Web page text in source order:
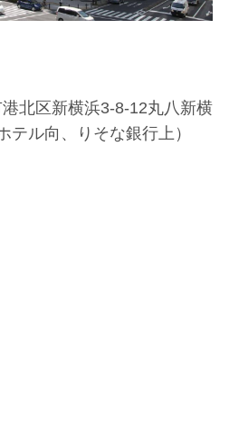
北区新横浜3-8-12丸八新横
テル向、りそな銀行上）